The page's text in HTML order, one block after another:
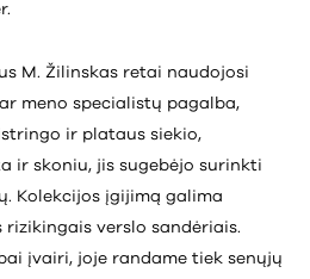
M. Žilinskas retai naudojosi
meno specialistų pagalba,
ir plataus siekio,
ir skoniu, jis sugebėjo surinkti
Kolekcijos įgijimą galima
verslo sandėriais.
įvairi, joje randame tiek senųjų